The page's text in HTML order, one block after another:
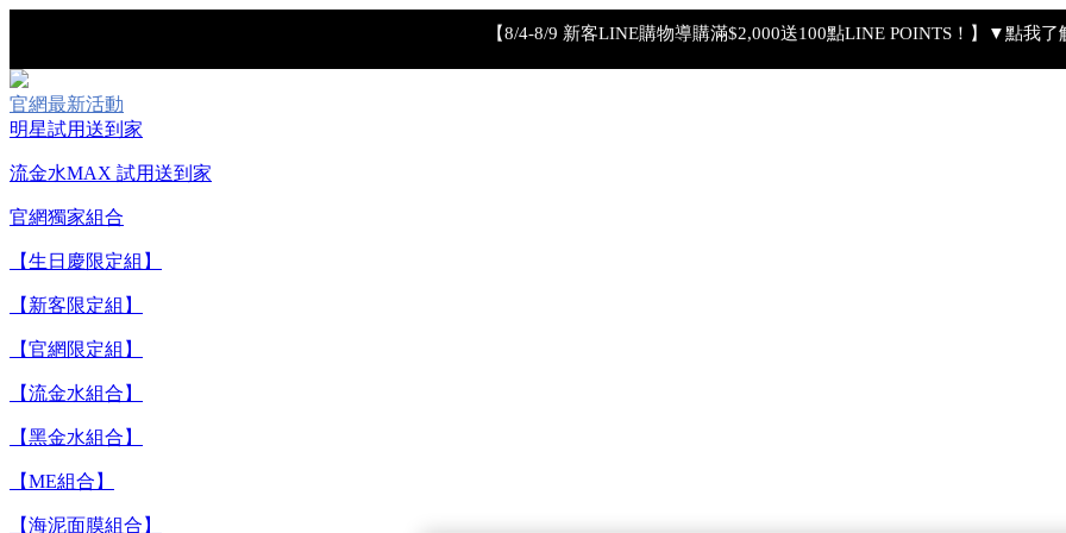
官網最新活動
明星試用送到家
流金水MAX 試用送到家
官網獨家組合
【生日慶限定組】
【新客限定組】
【官網限定組】
【流金水組合】
【黑金水組合】
【ME組合】
【海泥面膜組合】